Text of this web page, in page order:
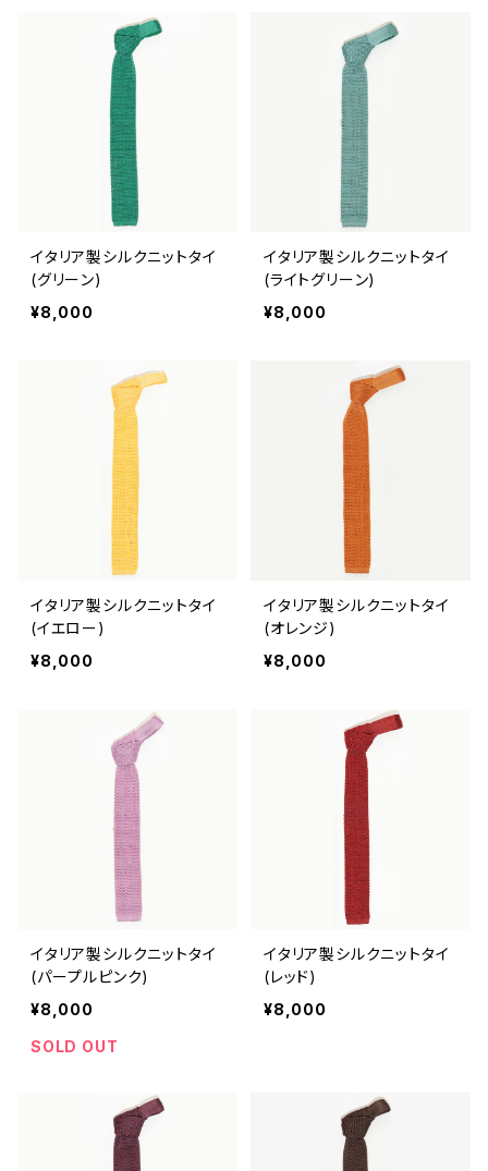
イタリア製シルクニットタイ
(グリーン)
¥8,000
イタリア製シルクニットタイ
(ライトグリーン)
¥8,000
イタリア製シルクニットタイ
(イエロー)
¥8,000
イタリア製シルクニットタイ
(オレンジ)
¥8,000
イタリア製シルクニットタイ
(パープルピンク)
¥8,000
SOLD OUT
イタリア製シルクニットタイ
(レッド)
¥8,000